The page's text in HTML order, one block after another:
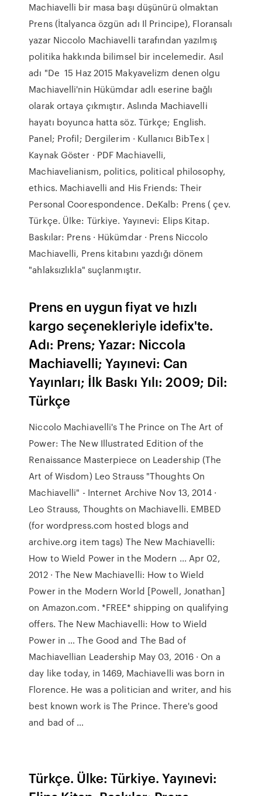
Machiavelli bir masa başı düşünürü olmaktan
Prens (İtalyanca özgün adı Il Principe), Floransalı
yazar Niccolo Machiavelli tarafından yazılmış
politika hakkında bilimsel bir incelemedir. Asıl
adı "De 15 Haz 2015 Makyavelizm denen olgu
Machiavelli'nin Hükümdar adlı eserine bağlı
olarak ortaya çıkmıştır. Aslında Machiavelli
hayatı boyunca hatta söz. Türkçe; English.
Panel; Profil; Dergilerim · Kullanıcı BibTex |
Kaynak Göster · PDF Machiavelli,
Machiavelianism, politics, political philosophy,
ethics. Machiavelli and His Friends: Their
Personal Coorespondence. DeKalb: Prens ( çev.
Türkçe. Ülke: Türkiye. Yayınevi: Elips Kitap.
Baskılar: Prens · Hükümdar · Prens Niccolo
Machiavelli, Prens kitabını yazdığı dönem
"ahlaksızlıkla" suçlanmıştır.
Prens en uygun fiyat ve hızlı
kargo seçenekleriyle idefix'te.
Adı: Prens; Yazar: Niccola
Machiavelli; Yayınevi: Can
Yayınları; İlk Baskı Yılı: 2009; Dil:
Türkçe
Niccolo Machiavelli's The Prince on The Art of
Power: The New Illustrated Edition of the
Renaissance Masterpiece on Leadership (The
Art of Wisdom) Leo Strauss "Thoughts On
Machiavelli" - Internet Archive Nov 13, 2014 ·
Leo Strauss, Thoughts on Machiavelli. EMBED
(for wordpress.com hosted blogs and
archive.org item tags) The New Machiavelli:
How to Wield Power in the Modern ... Apr 02,
2012 · The New Machiavelli: How to Wield
Power in the Modern World [Powell, Jonathan]
on Amazon.com. *FREE* shipping on qualifying
offers. The New Machiavelli: How to Wield
Power in … The Good and The Bad of
Machiavellian Leadership May 03, 2016 · On a
day like today, in 1469, Machiavelli was born in
Florence. He was a politician and writer, and his
best known work is The Prince. There's good
and bad of …
Türkçe. Ülke: Türkiye. Yayınevi: